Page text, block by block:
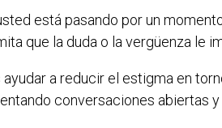
está pasando por un
que la duda o la vergüenza le
ayudar a reducir el estigma en
conversaciones abiertas y